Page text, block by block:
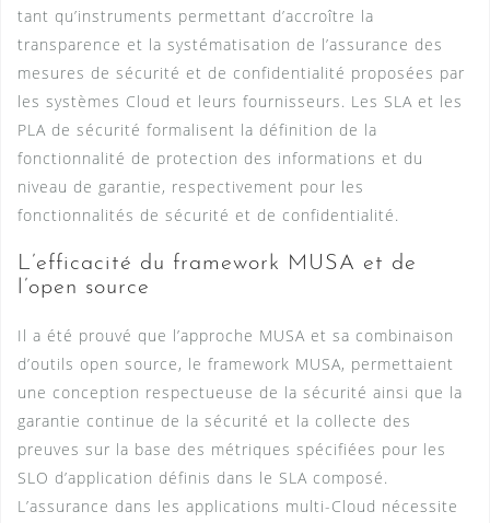
tant qu’instruments permettant d’accroître la
transparence et la systématisation de l’assurance des
mesures de sécurité et de confidentialité proposées par
les systèmes Cloud et leurs fournisseurs. Les SLA et les
PLA de sécurité formalisent la définition de la
fonctionnalité de protection des informations et du
niveau de garantie, respectivement pour les
fonctionnalités de sécurité et de confidentialité.
L’efficacité du framework MUSA et de
l’open source
Il a été prouvé que l’approche MUSA et sa combinaison
d’outils open source, le framework MUSA, permettaient
une conception respectueuse de la sécurité ainsi que la
garantie continue de la sécurité et la collecte des
preuves sur la base des métriques spécifiées pour les
SLO d’application définis dans le SLA composé.
L’assurance dans les applications multi-Cloud nécessite